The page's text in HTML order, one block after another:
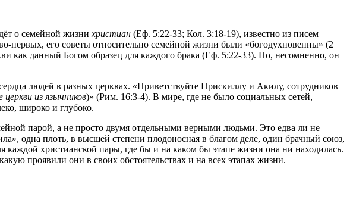
о семейной жизни христиан (Еф. 5:22-33; Кол. 3:18-19), известно из писем
первых, его советы относительно семейной жизни были «богодухновенны» (2
как данный Богом образец для каждого брака (Еф. 5:22-33). Но, несомненно, он
людей в разных церквах. «Приветствуйте Прискиллу и Акилу, сотрудников
церкви из язычников)» (Рим. 16:3-4). В мире, где не было социальных сетей,
широко и глубоко.
парой, а не просто двумя отдельными верными людьми. Это едва ли не
одна плоть, в высшей степени плодоносная в благом деле, один брачный союз,
каждой христианской пары, где бы и на каком бы этапе жизни она ни находилась.
проявили они в своих обстоятельствах и на всех этапах жизни.